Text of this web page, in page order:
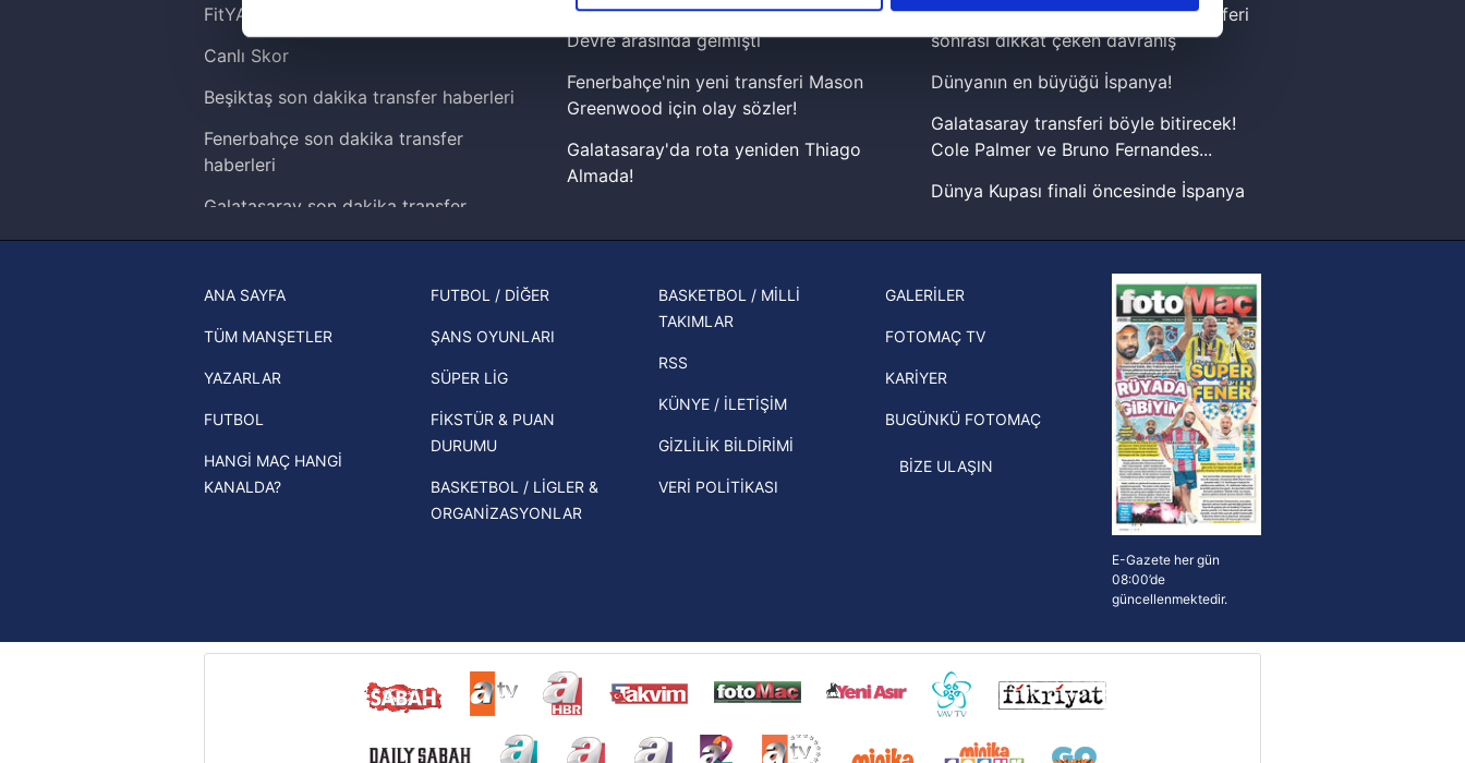
Her halükârda, kullanıcılar, bu çerezlere izin vermedikleri takdirde, kullanıcılara hedefli reklamlar gösterilmeyecektir."
Sizlere daha iyi bir hizmet sunabilmek için İnternet Sitemizde kendimize ve üçüncü kişilere ait çerezler kullanılmaktadır. Bu
çerezler vasıtasıyla çeşitli kişisel verileriniz işlenmekte olup gerekli olan çerezler bilgi toplumu hizmetlerinin sunulması
amacıyla kullanılmaktadır. Diğer çerezler, sitemizin daha işlevsel kılınması ve kişiselleştirilmesi ve sizlere yönelik
reklam/pazarlama faaliyetlerinin yapılması, amaçlarıyla sınırlı olarak açık rızanız dahilinde kullanılacaktır.
Çerezlere ilişkin tercihlerinizi aşağıda yer alan panel vasıtasıyla belirleyebilirsiniz. Çerezlere ilişkin detaylı bilgi için Ayarlar
6698 sayılı Kişisel Verilerin Korunması Kanunu uyarınca hazırlanmış Aydınlatma Metnimizi okumak ve sitemizde ilgili
mevzuata uygun olarak kullanılan çerezlerle ilgili bilgi almak için lütfentıklayınız
FitYAŞA
Canlı Skor
Beşiktaş son dakika transfer haberleri
Fenerbahçe son dakika transfer
haberleri
Galatasaray son dakika transfer
haberleri
Trendyol Süper Lig haberleri
Ziraat Türkiye Kupası haberleri
UEFA Şampiyonlar Ligi haberleri
UEFA Avrupa Ligi haberleri
UEFA Konferans Ligi haberleri
Fenerbahçe'de sürpriz ayrılık ihtimali!
Devre arasında gelmişti
Fenerbahçe'nin yeni transferi Mason
Greenwood için olay sözler!
Galatasaray'da rota yeniden Thiago
Almada!
muhtemel rakibi belli oldu! Gornik
İspanya-Arjantin finalinin ardından dış
Beşiktaş'ın UEFA Avrupa Ligi'nde 3. Ön
Eleme Turu muhtemel rakipleri belli
Lamine Yamal'dan Dünya Kupası zaferi
sonrası dikkat çeken davranış
Dünyanın en büyüğü İspanya!
Galatasaray transferi böyle bitirecek!
Cole Palmer ve Bruno Fernandes...
Dünya Kupası finali öncesinde İspanya
şampiyonluk yüzüğü verilecek
Hernan Crespo, Meksika Ligi
ekiplerinden Atlas'ın yeni teknik
direktörü oldu
ANA SAYFA
TÜM MANŞETLER
YAZARLAR
FUTBOL
HANGİ MAÇ HANGİ
KANALDA?
FUTBOL / DİĞER
ŞANS OYUNLARI
SÜPER LİG
FİKSTÜR & PUAN
DURUMU
BASKETBOL / LİGLER &
ORGANİZASYONLAR
BASKETBOL / MİLLİ
TAKIMLAR
RSS
KÜNYE / İLETİŞİM
GİZLİLİK BİLDİRİMİ
VERİ POLİTİKASI
GALERİLER
FOTOMAÇ TV
KARİYER
BUGÜNKÜ FOTOMAÇ
BİZE ULAŞIN
E-Gazete her gün
08:00’de
güncellenmektedir.